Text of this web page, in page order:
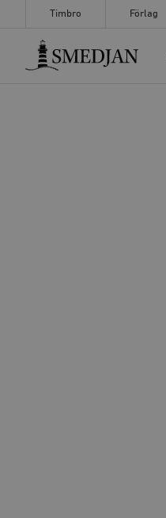
Timbro Förlag
Timbro